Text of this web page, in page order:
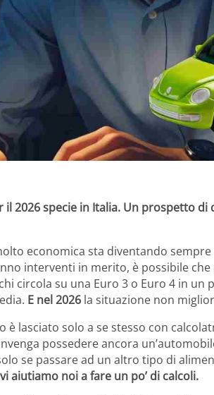
2026 specie in Italia. Un prospetto
economica sta diventando
interventi in merito, è possibile
circola su una Euro 3 o Euro 4 in un
E nel 2026 la situazione non
lasciato solo a se stesso con
possedere ancora
se passare ad un altro tipo di
aiutiamo noi a fare un po’ di calcoli.